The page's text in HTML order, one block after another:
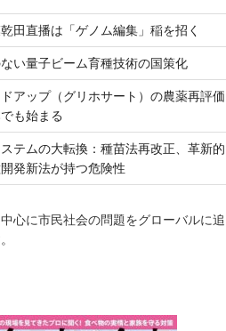
田直播は「ゲノム編集」稲を招く
い量子ビーム育種技術の国策化
アップ（グリホサート）の農薬再評価
も始まる
テムの大転換：種苗法再改正、革新的
発新法が持つ危険性
心に市民社会の問題をグローバルに追